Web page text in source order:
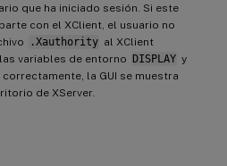
que ha iniciado sesión. Si este
con el XClient, el usuario no
.Xauthority al XClient
variables de entorno DISPLAY y
la GUI se muestra
de XServer.